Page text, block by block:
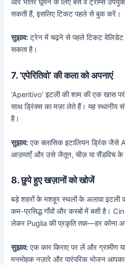
और भीतर घूमने के लिए बसें व ट्राम्स
सकती हैं, इसलिए टिकट पहले से बुक करें।
सुझाव:ट्रेन में चढ़ने से पहले टिकट वेलिडेट
सकता है।
7. ‘एपेरितिवो’ की कला को अपनाएं
‘Aperitivo’ इटली की शाम की एक खास
साथ ड्रिंक्स का मज़ा लेते हैं। यह स्थानीय
है।
सुझाव:एक क्लासिक इटालियन ड्रिंक जैसे
आज़माएँ और उसे जैतून, चीज़ या सैंडविच के
8. छुपे हुए खज़ानों को खोजें
बड़े शहरों के मशहूर स्थलों के अलावा इटली
कम-प्रसिद्ध गाँवों और कस्बों में बसी है।
लेकर Puglia की प्रकृति तक—हर कोना
सुझाव:एक कार किराए पर लें और ग्रामीण
मनमोहक नज़ारे और पारंपरिक भोजन